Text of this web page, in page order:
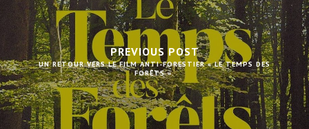
PREVIOUS POST
UN RETOUR VERS LE FILM ANTI-FORESTIER « LE TEMPS DES
FORÊTS ».